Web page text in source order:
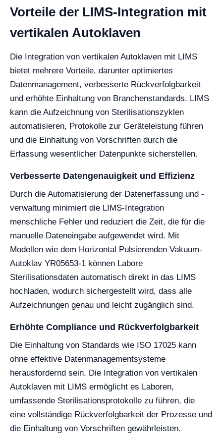
Vorteile der LIMS-Integration mit
vertikalen Autoklaven
Die Integration von vertikalen Autoklaven mit LIMS
bietet mehrere Vorteile, darunter optimiertes
Datenmanagement, verbesserte Rückverfolgbarkeit
und erhöhte Einhaltung von Branchenstandards. LIMS
kann die Aufzeichnung von Sterilisationszyklen
automatisieren, Protokolle zur Geräteleistung führen
und die Einhaltung von Vorschriften durch die
Erfassung wesentlicher Datenpunkte sicherstellen.
Verbesserte Datengenauigkeit und Effizienz
Durch die Automatisierung der Datenerfassung und -
verwaltung minimiert die LIMS-Integration
menschliche Fehler und reduziert die Zeit, die für die
manuelle Dateneingabe aufgewendet wird. Mit
Modellen wie dem Horizontal Pulsierenden Vakuum-
Autoklav YR05653-1 können Labore
Sterilisationsdaten automatisch direkt in das LIMS
hochladen, wodurch sichergestellt wird, dass alle
Aufzeichnungen genau und leicht zugänglich sind.
Erhöhte Compliance und Rückverfolgbarkeit
Die Einhaltung von Standards wie ISO 17025 kann
ohne effektive Datenmanagementsysteme
herausfordernd sein. Die Integration von vertikalen
Autoklaven mit LIMS ermöglicht es Laboren,
umfassende Sterilisationsprotokolle zu führen, die
eine vollständige Rückverfolgbarkeit der Prozesse und
die Einhaltung von Vorschriften gewährleisten.